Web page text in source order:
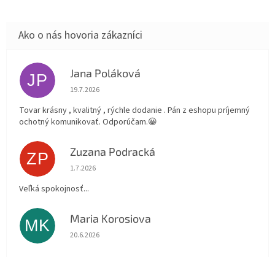
JP Jana Poláková
Hodnotenie obchodu je 5 z 5 hviezdičiek.
19.7.2026
Tovar krásny , kvalitný , rýchle dodanie . Pán z eshopu príjemný
ochotný komunikovať. Odporúčam.😀
ZP Zuzana Podracká
Hodnotenie obchodu je 5 z 5 hviezdičiek.
1.7.2026
Veľká spokojnosť...
MK Maria Korosiova
Hodnotenie obchodu je 5 z 5 hviezdičiek.
20.6.2026